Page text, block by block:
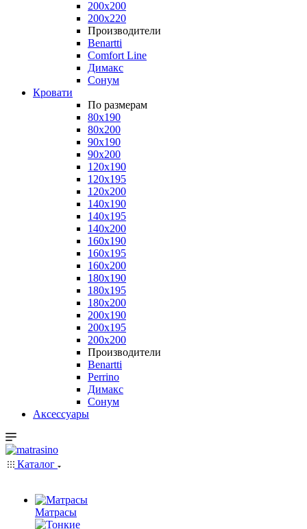
200x200
200x220
Производители
Benartti
Comfort Line
Димакс
Сонум
Кровати
По размерам
80x190
80x200
90x190
90x200
120x190
120x195
120x200
140x190
140x195
140x200
160x190
160x195
160x200
180x190
180x195
180x200
200x190
200x195
200x200
Производители
Benartti
Perrino
Димакс
Сонум
Аксессуары
Каталог
Матрасы